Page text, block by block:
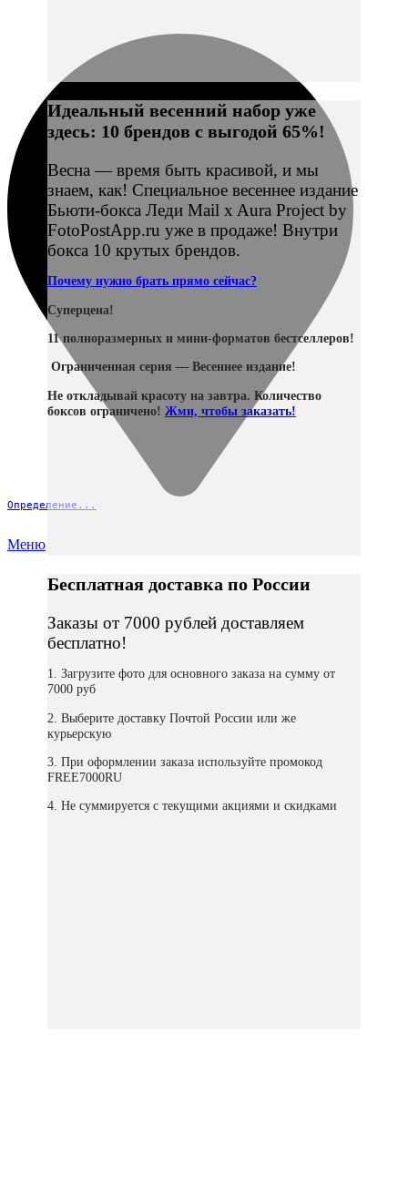
Определение...
Меню
Идеальный весенний набор уже
здесь: 10 брендов с выгодой 65%!
Весна — время быть красивой, и мы
знаем, как! Специальное весеннее издание
Бьюти-бокса Леди Mail x Aura Project by
FotoPostApp.ru уже в продаже! Внутри
бокса 10 крутых брендов.
Почему нужно брать прямо сейчас?
Суперцена!
11 полноразмерных и мини-форматов бестселлеров!
Ограниченная серия — Весеннее издание!
Не откладывай красоту на завтра. Количество
боксов ограничено! Жми, чтобы заказать!
Бесплатная доставка по России
Заказы от 7000 рублей доставляем
бесплатно!
1. Загрузите фото для основного заказа на сумму от
7000 руб
2. Выберите доставку Почтой России или же
курьерскую
3. При оформлении заказа используйте промокод
FREE7000RU
4. Не суммируется с текущими акциями и скидками